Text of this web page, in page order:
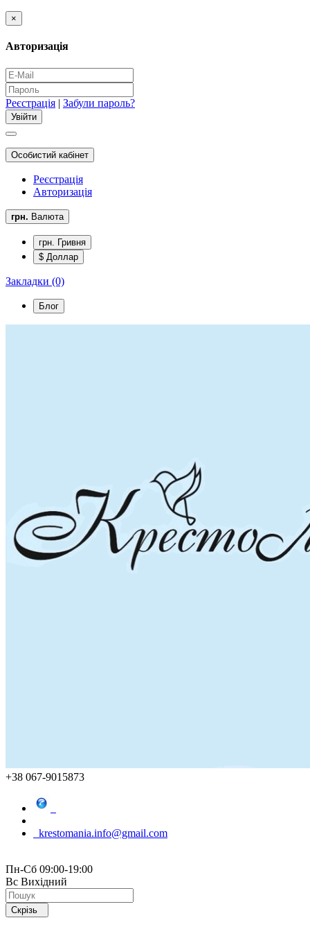
×
Авторизація
Реєстрація | Забули пароль?
Особистий кабінет
Реєстрація
Авторизація
грн. Валюта
грн. Гривня
$ Доллар
Закладки (0)
Блог
+38 067-9015873
krestomania.info@gmail.com
Пн-Сб 09:00-19:00
Вс Вихідний
Скрізь